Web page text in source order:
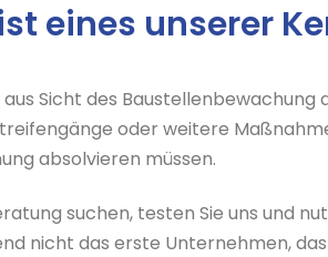
eines unserer
Sicht des
oder weitere
absolvieren müssen.
suchen, testen Sie uns und
nicht das erste Unternehmen,